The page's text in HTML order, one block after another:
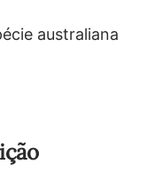
australiana